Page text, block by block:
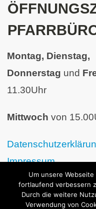
Montag, Dienstag,
Donnerstag und
11.30Uhr
Mittwoch von
Impressum
Um unsere
fortlaufend verbessern
Durch die weitere
Verwendung von